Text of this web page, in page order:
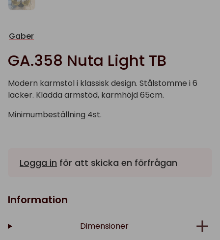
Gaber
GA.358 Nuta Light TB
Modern karmstol i klassisk design. Stålstomme i 6
lacker. Klädda armstöd, karmhöjd 65cm.
Minimumbeställning 4st.
Logga in för att skicka en förfrågan
Information
Dimensioner